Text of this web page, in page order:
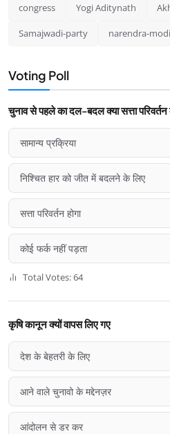
congress Yogi Aditynath
Samajwadi-party narendra-modi
Voting Poll
चुनाव से पहले का दल-बदल क्या सत्ता
सामान्य प्रक्रिया
निश्चित हार को जीत में बदलने के लिए
सत्ता परिवर्तन होगा
कोई फर्क नहीं पड़ता
Total Votes: 64
कृषि कानून क्यों वापस लिए गए
देश के बेहतरी के लिए
आने वाले चुनावो के मद्देनज़र
आंदोलन से डर कर